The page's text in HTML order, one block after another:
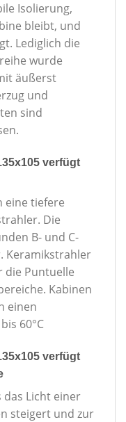
Isolierung,
bleibt, und
Lediglich die
wurde
äußerst
und
sind
verfügt
eine tiefere
Die
B- und C-
Keramikstrahler
die Puntuelle
Kabinen
einen
60°C
verfügt
das Licht einer
steigert und zur